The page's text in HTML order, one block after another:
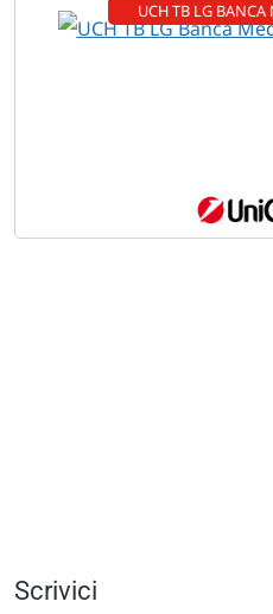
UCH TB LG
Scrivici